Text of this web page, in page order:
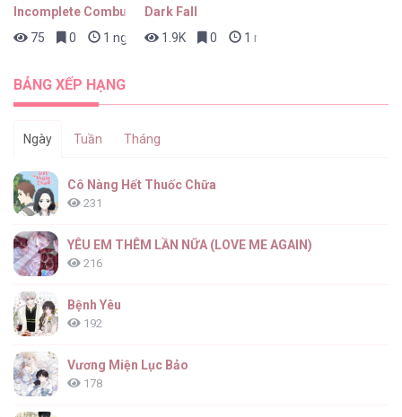
Dazzling Breath [...] – Chap 32
Incomplete Combustion
75
0 1 ngày trước
Dark Fall
1.9K
0 1 ngày trước
BẢNG XẾP HẠNG
Ngày Tuần Tháng
Cô Nàng Hết Thuốc Chữa
231
YÊU EM THÊM LẦN NỮA (LOVE ME AGAIN)
216
Bệnh Yêu
192
Vương Miện Lục Bảo
178